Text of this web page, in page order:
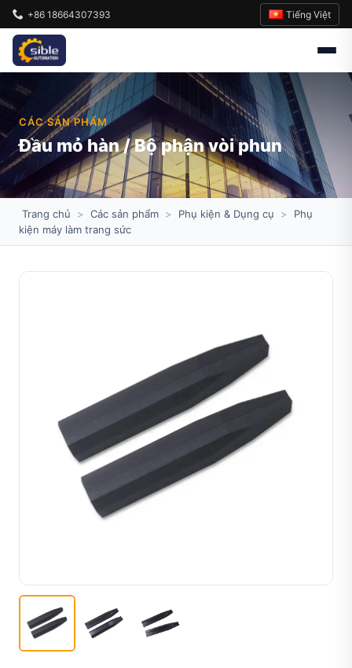
+86 18664307393 Tiếng Việt
CÁC SẢN PHẨM
Đầu mỏ hàn / Bộ phận vòi phun
Trang chủ > Các sản phẩm > Phụ kiện & Dụng cụ >
Phụ
kiện máy làm trang sức